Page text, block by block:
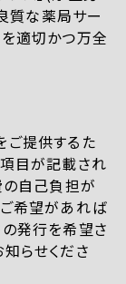
質な薬局サー
適切かつ万全
ご提供するた
目が記載され
の自己負担が
希望があれば
発行を希望さ
らせくださ